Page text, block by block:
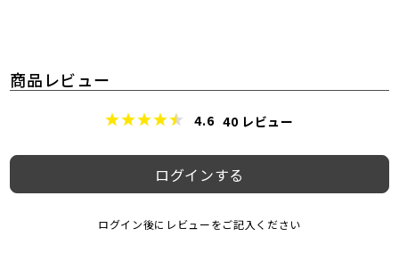
商品レビュー
4.6 40 レビュー
ログインする
ログイン後にレビューをご記入ください